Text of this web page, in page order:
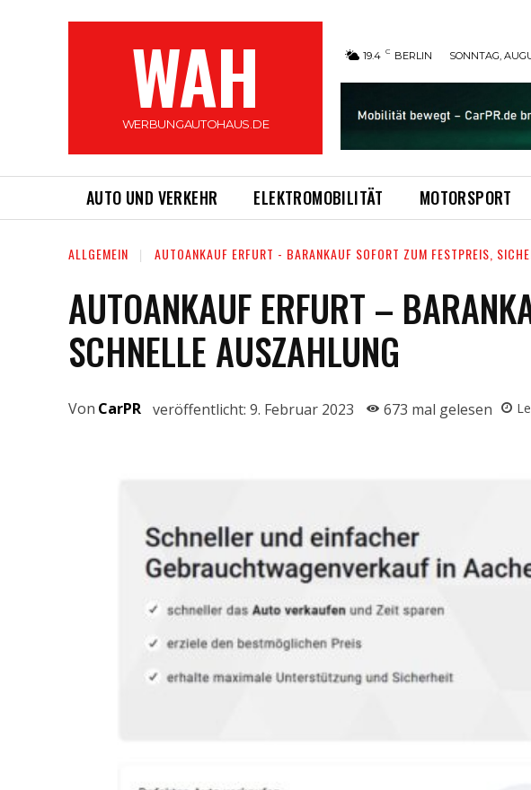
WAH
WERBUNGAUTOHAUS.DE
19.4 C BERLIN SONNTAG,
AUTO UND VERKEHR ELEKTROMOBILITÄT MOTORSPORT
ALLGEMEIN AUTOANKAUF ERFURT - BARANKAUF SOFORT ZUM FESTPREIS,
AUTOANKAUF ERFURT –
SCHNELLE AUSZAHLUNG
Von CarPR veröffentlicht: 9. Februar 2023 673 mal gelesen